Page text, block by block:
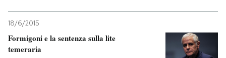
18/6/2015
Formigoni e la sentenza sulla lite
temeraria